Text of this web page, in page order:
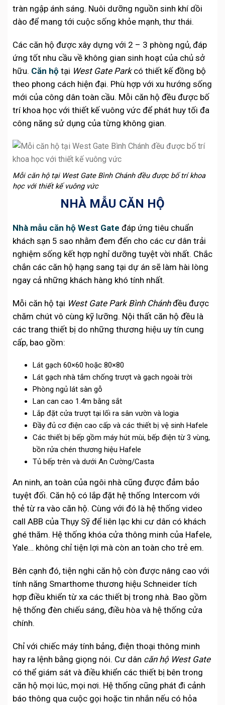
tràn ngập ánh sáng. Nuôi dưỡng nguồn sinh khí dồi
dào để mang tới cuộc sống khỏe mạnh, thư thái.
Các căn hộ được xây dựng với 2 – 3 phòng ngủ, đáp
ứng tốt nhu cầu về không gian sinh hoạt của chủ sở
hữu. Căn hộ tại West Gate Parkcó thiết kế đồng bộ
theo phong cách hiện đại. Phù hợp với xu hướng sống
mới của công dân toàn cầu. Mỗi căn hộ đều được bố
trí khoa học với thiết kế vuông vức để phát huy tối đa
công năng sử dụng của từng không gian.
Mỗi căn hộ tại West Gate Bình Chánh đều được bố trí khoa
học với thiết kế vuông vức
NHÀ MẪU CĂN HỘ
Nhà mẫu căn hộ West Gate đáp ứng tiêu chuẩn
khách sạn 5 sao nhằm đem đến cho các cư dân trải
nghiệm sống kết hợp nghỉ dưỡng tuyệt vời nhất. Chắc
chắn các căn hộ hạng sang tại dự án sẽ làm hài lòng
ngay cả những khách hàng khó tính nhất.
Mỗi căn hộ tại West Gate Park Bình Chánhđều được
chăm chút vô cùng kỹ lưỡng. Nội thất căn hộ đều là
các trang thiết bị do những thương hiệu uy tín cung
cấp, bao gồm:
Lát gạch 60×60 hoặc 80×80
Lát gạch nhà tắm chống trượt và gạch ngoài trời
Phòng ngủ lát sàn gỗ
Lan can cao 1.4m bằng sắt
Lắp đặt cửa trượt tại lối ra sân vườn và logia
Đầy đủ cơ điện cao cấp và các thiết bị vệ sinh Hafele
Các thiết bị bếp gồm máy hút mùi, bếp điện từ 3 vùng,
bồn rửa chén thương hiệu Hafele
Tủ bếp trên và dưới An Cường/Casta
An ninh, an toàn của ngôi nhà cũng được đảm bảo
tuyệt đối. Căn hộ có lắp đặt hệ thống Intercom với
thẻ từ ra vào căn hộ. Cùng với đó là hệ thống video
call ABB của Thụy Sỹ để liên lạc khi cư dân có khách
ghé thăm. Hệ thống khóa cửa thông minh của Hafele,
Yale… không chỉ tiện lợi mà còn an toàn cho trẻ em.
Bên cạnh đó, tiện nghi căn hộ còn được nâng cao với
tính năng Smarthome thương hiệu Schneider tích
hợp điều khiển từ xa các thiết bị trong nhà. Bao gồm
hệ thống đèn chiếu sáng, điều hòa và hệ thống cửa
chính.
Chỉ với chiếc máy tính bảng, điện thoại thông minh
hay ra lệnh bằng giọng nói. Cư dân căn hộ West Gate
có thể giám sát và điều khiển các thiết bị bên trong
căn hộ mọi lúc, mọi nơi. Hệ thống cũng phát đi cảnh
báo thông qua cuộc gọi hoặc tin nhắn nếu có hỏa